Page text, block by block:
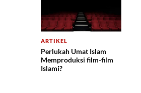
ARTIKEL
Perlukah Umat Islam
Memproduksi film-film
Islami?